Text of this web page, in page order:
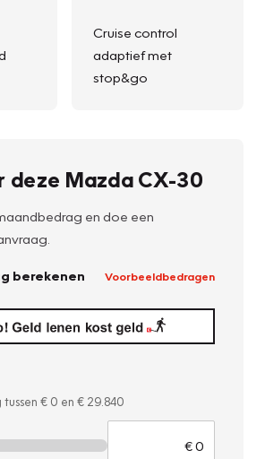
Cruise control
adaptief met
stop&go
deze Mazda CX-30
en doe een
berekenen Voorbeeldbedragen
€ 0 en € 29.840